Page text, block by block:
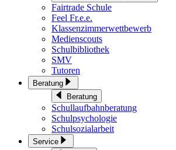
Fairtrade Schule
Feel Fr.e.e.
Klassenzimmerwettbewerb
Medienscouts
Schulbibliothek
SMV
Tutoren
Beratung
Beratung
Schullaufbahnberatung
Schulpsychologie
Schulsozialarbeit
Service